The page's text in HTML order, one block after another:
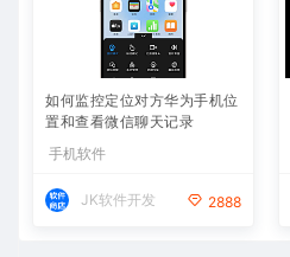
如何监控定位对方华为手机位
置和查看微信聊天记录
手机软件
JK软件开发 2888